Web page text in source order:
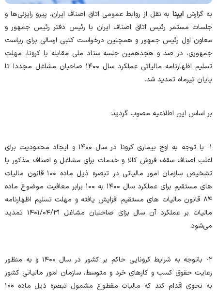
به گزارش ایبِنا به نقل از روابط عمومی اتاق اصناف ایران، پیرو رایزنی‌ها و
جلسات مستمر رئیس اتاق اصناف ایران با رئیس دفتر رئیس جمهور و
معاون اول رئیس جمهور و همچنین درخواست کتبی ارسالی برای ریاست
جمهوری، در صد و هجدهمین جلسه ستاد ملی مقابله با کرونا، مهلت
تسلیم اظهارنامه مالیاتی عملکرد سال ۱۴۰۰ صاحبان مشاغل مجددا تا
پایان تیرماه تمدید شد.
بر اساس این اطلاعیه مصوب گردید:
۱- با توجه به اوج بیماری کرونا در سال ۱۴۰۰ و ایجاد محدودیت برای
اغلب اصناف سقف فروش کالا و خدمات برای مشاغل و اصناف مذکور با
تشخیص سازمان امور مالیاتی در تبصره ذیل ماده ۱۰۰ قانون مالیات
های مستقیم برای عملکرد سال ۱۴۰۰ به ۱۰۰ برابر معافیت موضوع ماده
۸۴ قانون مالیات های مستقیم افزایش یافته و مهلت تسلیم اظهارنامه
مالیات بر عملکرد آن سال بزای صاحلبان مشاغل ۱۴۰۱/۰۴/۳۱ تمدید
می‌شود.
۲- باتوجه به شرایط کرونایی حاکم بر کشور در سال ۱۴۰۰ و به منظور
رعایت حقوق کسب و کارهای خرد و متوسط، سازمان امور مالیاتی کشور
به نحوی اقدام کند که مالیات مقطوع مشمول تبصره ذیل ماده ۱۰۰